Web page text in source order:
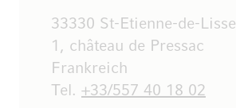
33330 St-Etienne-de-Lisse
1, château de Pressac
Frankreich
Tel. +33/557 40 18 02